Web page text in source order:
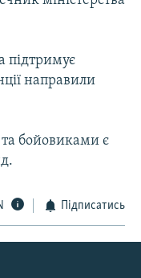
підтримує
направили
бойовиками є
Підписатись